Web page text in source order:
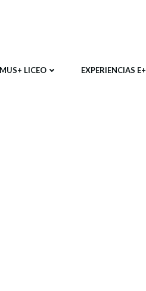
LICEO EXPERIENCIAS E+